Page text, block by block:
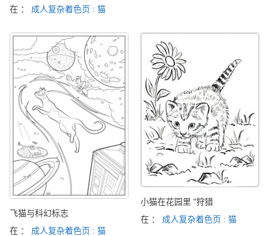
在 ： 成人复杂着色页 : 猫
飞猫与科幻标志
在 ： 成人复杂着色页 : 猫
小猫在花园里 "狩猎
在 ： 成人复杂着色页 : 猫